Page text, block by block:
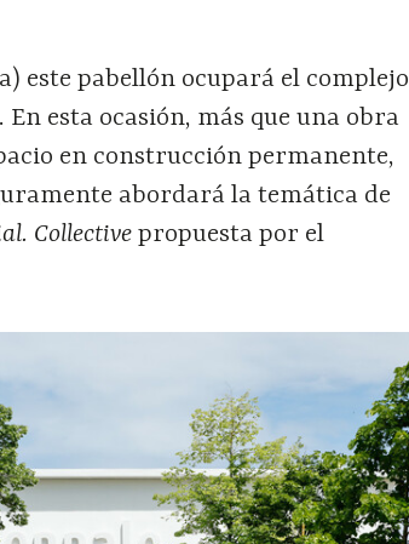
este pabellón ocupará el complejo
esta ocasión, más que una obra
en construcción permanente,
abordará la temática de
Collectivepropuesta por el